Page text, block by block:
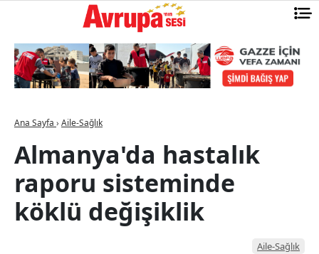
Ana Sayfa › Aile-Sağlık
Almanya'da hastalık
raporu sisteminde
köklü değişiklik
Aile-Sağlık